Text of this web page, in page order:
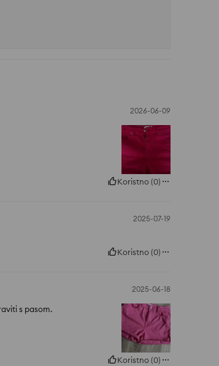
2026-06-09
Koristno(0)
2025-07-19
Koristno(0)
2025-06-18
s pasom.
Koristno(0)